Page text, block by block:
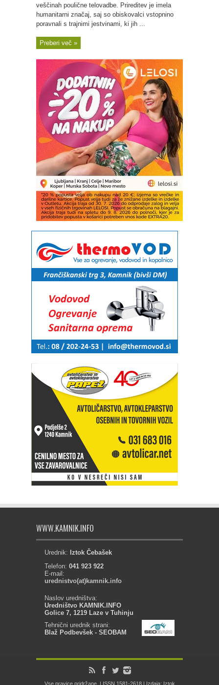
veščinah poulične telovadbe. Prireditev je imela
humanitarni značaj, saj so obiskovalci vstopnino
poravnali s trajnimi jestvinami, ki jih ...
Preberi več »
WWW.KAMNIK.INFO
Urednik: Iztok Čebašek
Telefon: 041 923 922
E-mail:
urednistvo(at)kamnik.info
Naslov uredništva:
Uredništvo KAMNIK.INFO
Golice 7, 1219 Laze v Tuhinju
Tehnični urednik strani:
Blaž Podbevšek - SEOBAM
Vse pravice pridržane. | ISSN 1581-2618 | Izdaja: Iztok